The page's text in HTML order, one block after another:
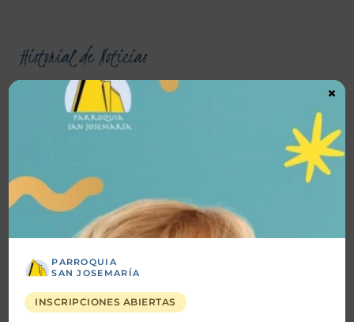
Historial de Noticias
julio 2026
junio 2026
abril 2026
marzo 2026
enero 2026
diciembre 2025
PARROQUIA
SAN JOSEMARÍA
INSCRIPCIONES ABIERTAS
×